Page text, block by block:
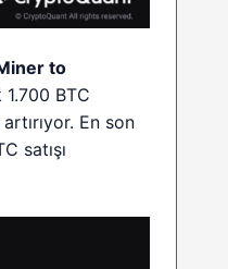
to
BTC
En son
satışı